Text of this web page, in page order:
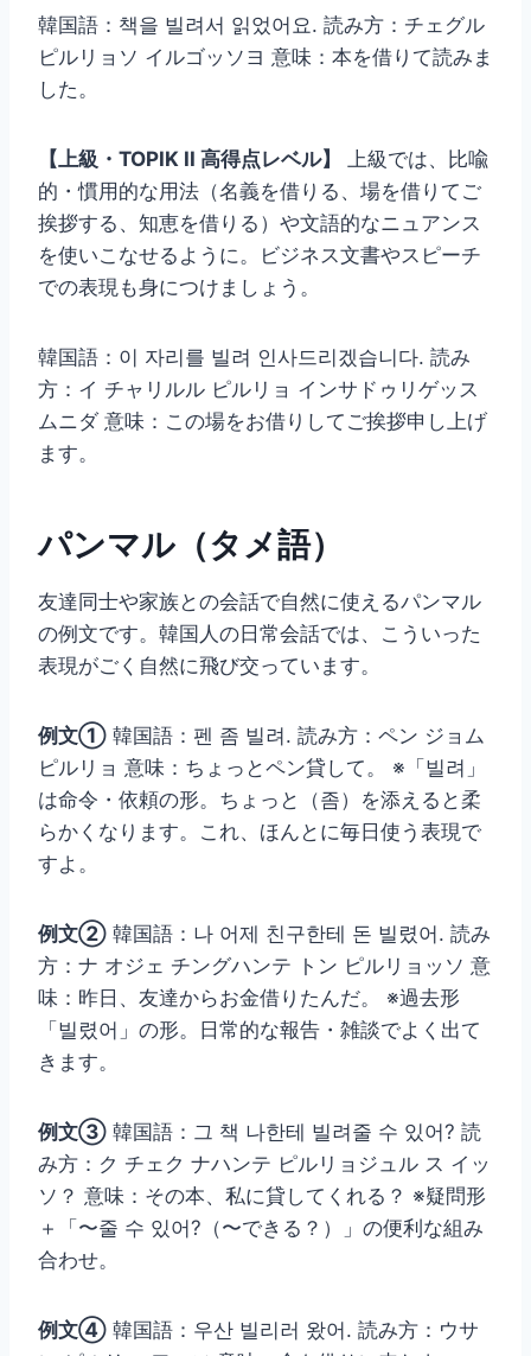
韓国語：책을 빌려서 읽었어요. 読み方：チェグル
ピルリョソ イルゴッソヨ 意味：本を借りて読みま
した。
【上級・TOPIK II 高得点レベル】
上級では、比喩
的・慣用的な用法（名義を借りる、場を借りてご
挨拶する、知恵を借りる）や文語的なニュアンス
を使いこなせるように。ビジネス文書やスピーチ
での表現も身につけましょう。
韓国語：이 자리를 빌려 인사드리겠습니다. 読み
方：イ チャリルル ピルリョ インサドゥリゲッス
ムニダ 意味：この場をお借りしてご挨拶申し上げ
ます。
パンマル（タメ語）
友達同士や家族との会話で自然に使えるパンマル
の例文です。韓国人の日常会話では、こういった
表現がごく自然に飛び交っています。
例文① 韓国語：펜 좀 빌려. 読み方：ペン ジョム
ピルリョ 意味：ちょっとペン貸して。 ※「빌려」
は命令・依頼の形。ちょっと（좀）を添えると柔
らかくなります。これ、ほんとに毎日使う表現で
すよ。
例文② 韓国語：나 어제 친구한테 돈 빌렸어. 読み
方：ナ オジェ チングハンテ トン ピルリョッソ 意
味：昨日、友達からお金借りたんだ。 ※過去形
「빌렸어」の形。日常的な報告・雑談でよく出て
きます。
例文③ 韓国語：그 책 나한테 빌려줄 수 있어? 読
み方：ク チェク ナハンテ ピルリョジュル ス イッ
ソ？ 意味：その本、私に貸してくれる？ ※疑問形
＋「〜줄 수 있어?（〜できる？）」の便利な組み
合わせ。
例文④ 韓国語：우산 빌리러 왔어. 読み方：ウサ